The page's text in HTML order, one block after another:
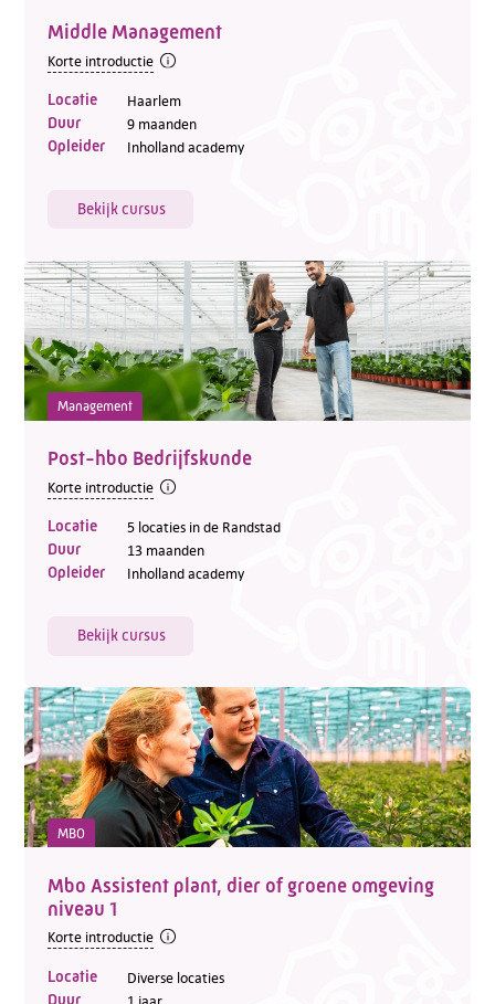
Telefoon:
E-mail:
info@kasgroeit.nl
Adviesgesprek
Contactformulier
Middle Management
Korte introductie
Locatie Haarlem
Duur 9 maanden
Opleider Inholland academy
Bekijk cursus
Management
Post-hbo Bedrijfskunde
Korte introductie
Locatie 5 locaties in de Randstad
Duur 13 maanden
Opleider Inholland academy
Bekijk cursus
MBO
Mbo Assistent plant, dier of groene omgeving
niveau 1
Korte introductie
Locatie Diverse locaties
Duur 1 jaar